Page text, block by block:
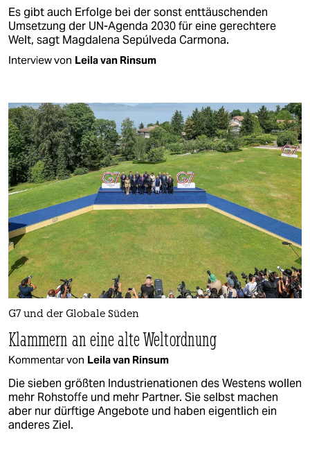
Es gibt auch Erfolge bei der sonst enttäuschenden
Umsetzung der UN-Agenda 2030 für eine gerechtere
Welt, sagt Magdalena Sepúlveda Carmona.
Interview von Leila van Rinsum
G7 und der Globale Süden
Klammern an eine alte Weltordnung
Kommentar von Leila van Rinsum
Die sieben größten Industrienationen des Westens wollen
mehr Rohstoffe und mehr Partner. Sie selbst machen
aber nur dürftige Angebote und haben eigentlich ein
anderes Ziel.